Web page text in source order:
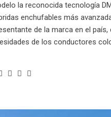
la reconocida tecnología
enchufables más
de la marca en el
de los conductores